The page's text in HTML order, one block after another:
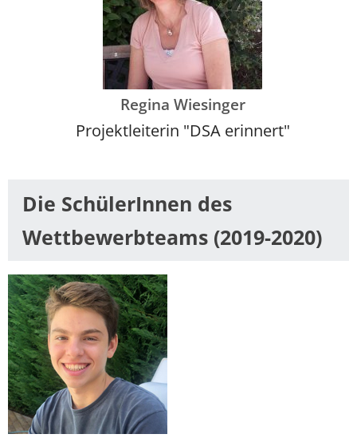
Regina Wiesinger
Projektleiterin "DSA erinnert"
Die SchülerInnen des
Wettbewerbteams (2019-2020)